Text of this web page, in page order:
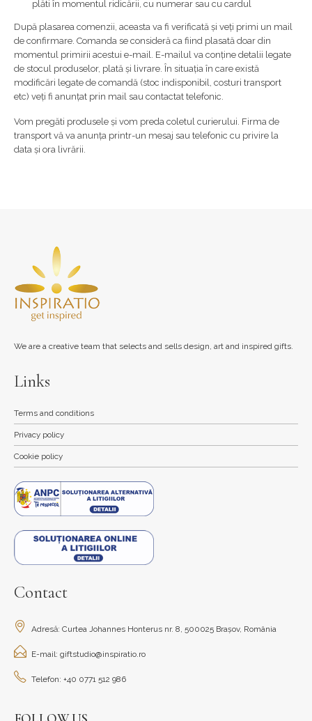
plăti în momentul ridicării, cu numerar sau cu cardul
După plasarea comenzii, aceasta va fi verificată și veți primi un mail
de confirmare. Comanda se consideră ca fiind plasată doar din
momentul primirii acestui e-mail. E-mailul va conține detalii legate
de stocul produselor, plată și livrare. În situația în care există
modificări legate de comandă (stoc indisponibil, costuri transport
etc) veți fi anunțat prin mail sau contactat telefonic.
Vom pregăti produsele și vom preda coletul curierului. Firma de
transport vă va anunța printr-un mesaj sau telefonic cu privire la
data și ora livrării.
We are a creative team that selects and sells design, art and inspired gifts.
Links
Terms and conditions
Privacy policy
Cookie policy
Contact
Adresă: Curtea Johannes Honterus nr. 8, 500025 Brașov, România
E-mail: giftstudio@inspiratio.ro
Telefon: +40 0771 512 986